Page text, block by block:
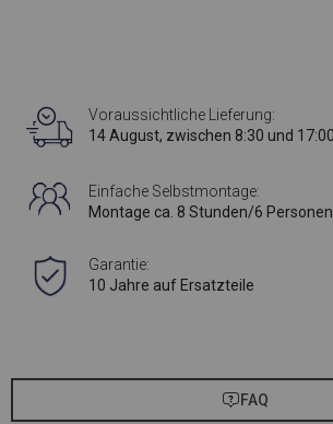
Voraussichtliche Lieferung:
14 August, zwischen 8:30 und
Einfache Selbstmontage:
Montage ca. 8 Stunden/6 Personen
Garantie:
10 Jahre auf Ersatzteile
FAQ